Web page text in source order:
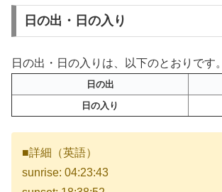
日の出・日の入り
日の出・日の入りは、以下のとおりです。
日の出
日の入り
■詳細（英語）
sunrise: 04:23:43